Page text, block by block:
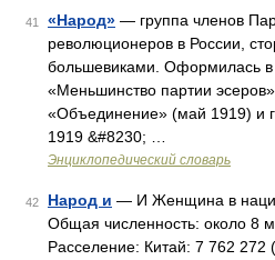
41 «Народ» — группа членов
революционеров в России,
большевиками. Оформилась в
«Меньшинство партии
«Объединение» (май 1919) и
1919 &#8230; …
Энциклопедический словарь
42 Народ и — И Женщина в
Общая численность: около 8
Расселение: Китай: 7 762